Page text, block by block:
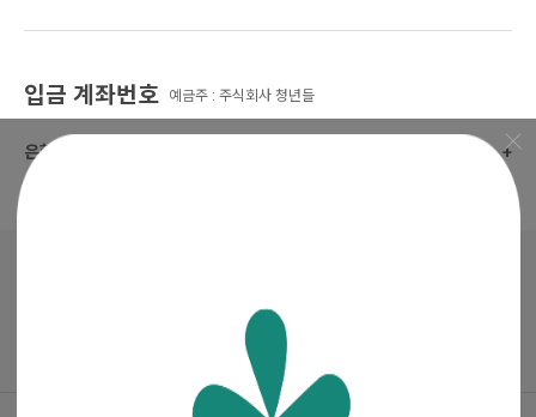
입금 계좌번호 예금주 : 주식회사 청년들
은행 선택 +
꽃집청년들 파트너스(멘코넷)